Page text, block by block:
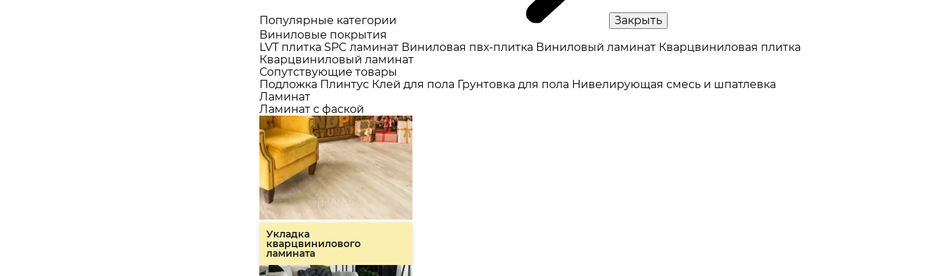
Популярные категории
Закрыть
Виниловые покрытия
LVT плитка SPC ламинат Виниловая пвх-плитка Виниловый ламинат Кварцвиниловая плитка
Кварцвиниловый ламинат
Сопутствующие товары
Подложка Плинтус Клей для пола Грунтовка для пола Нивелирующая смесь и шпатлевка
Ламинат
Ламинат с фаской
Укладка
кварцвинилового
ламината